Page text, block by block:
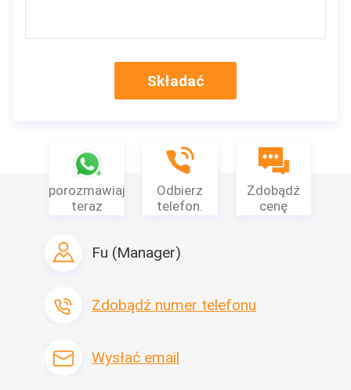
ponosimy kosztów frachtu.
Składać
porozmawiaj
teraz
Odbierz
telefon.
Zdobądź
cenę
Fu (Manager)
Zdobądź numer telefonu
Wysłać email